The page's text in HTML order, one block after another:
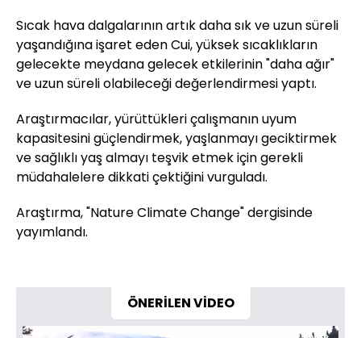
Sıcak hava dalgalarının artık daha sık ve uzun süreli
yaşandığına işaret eden Cui, yüksek sıcaklıkların
gelecekte meydana gelecek etkilerinin "daha ağır"
ve uzun süreli olabileceği değerlendirmesi yaptı.
Araştırmacılar, yürüttükleri çalışmanın uyum
kapasitesini güçlendirmek, yaşlanmayı geciktirmek
ve sağlıklı yaş almayı teşvik etmek için gerekli
müdahalelere dikkati çektiğini vurguladı.
Araştırma, "Nature Climate Change" dergisinde
yayımlandı.
ÖNERİLEN VİDEO